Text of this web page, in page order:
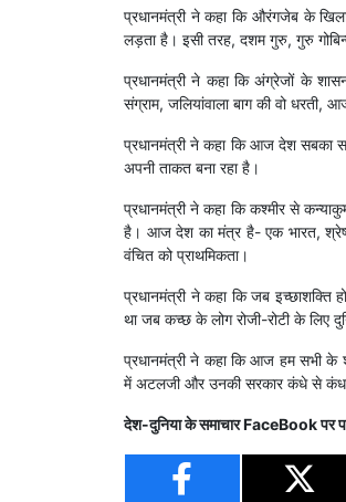
प्रधानमंत्री ने कहा कि औरंगजेब के
लड़ता है। इसी तरह, दशम गुरु, गुरु
प्रधानमंत्री ने कहा कि अंग्रेजों के
संग्राम, जलियांवाला बाग की वो धरती,
प्रधानमंत्री ने कहा कि आज देश सबका
अपनी ताकत बना रहा है।
प्रधानमंत्री ने कहा कि कश्मीर से
है। आज देश का मंत्र है- एक भारत,
वंचित को प्राथमिकता।
प्रधानमंत्री ने कहा कि जब
था जब कच्छ के लोग रोजी-रोटी के लिए
प्रधानमंत्री ने कहा कि आज हम सभी के
में अटलजी और उनकी सरकार कंधे से कंधा
देश-दुनिया के समाचारFaceBookपर